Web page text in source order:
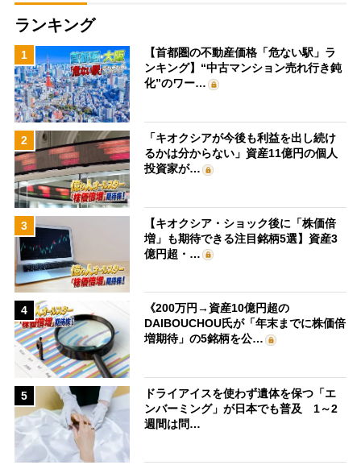
ランキング
1
【首都圏の不動産価格「危ない駅」ラ
ンキング】“中古マンション売れ行き鈍
化”のワー…
2
「キオクシアが今後も利益を出し続け
るかは分からない」資産11億円の個人
投資家が…
3
【キオクシア・ショック後に「株価倍
増」も期待できる注目銘柄5選】資産3
億円超・…
4
《200万円→資産10億円超の
DAIBOUCHOU氏が「年末までに株価倍
増期待」の5銘柄を公…
5
ドライアイスを使わず遺体を保つ「エ
ンバーミング」が日本でも普及 1～2
週間は問…